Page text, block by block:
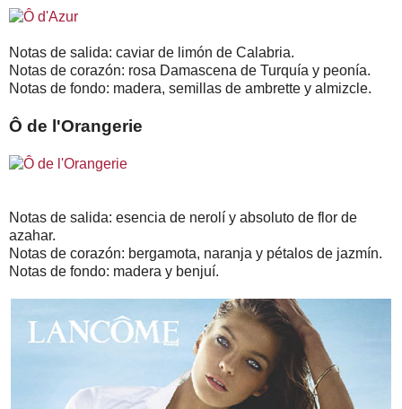
Notas de salida: caviar de limón de Calabria.
Notas de corazón: rosa Damascena de Turquía y peonía.
Notas de fondo: madera, semillas de ambrette y almizcle.
Ô de l'Orangerie
Notas de salida: esencia de nerolí y absoluto de flor de
azahar.
Notas de corazón: bergamota, naranja y pétalos de jazmín.
Notas de fondo: madera y benjuí.